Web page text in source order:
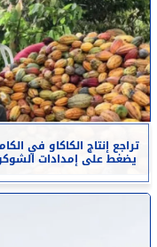
تراجع إنتاج الكاكاو في
يضغط على إمدادات